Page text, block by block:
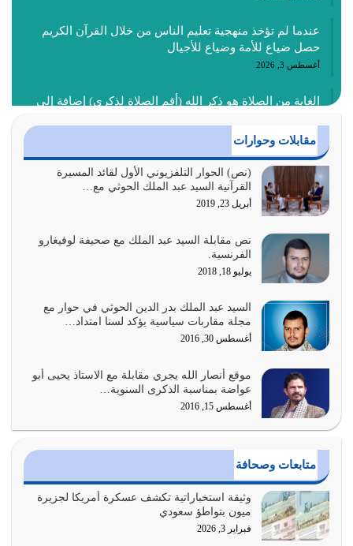
عندما لم تؤخذ منهجية تعليم الناس من خلال القرآن الكريم
حصل ضياع للأمة وضياع للأجيال
أغسطس 3, 2026
الغاية من الصلاة هو ذكر الله (أقم الصلاة لذكري) إضافة إلى
أغسطس 2, 2026
السبب الرئيسي لشقاء الأمة الابتعاد عن كتاب الله والتعدي
لحدود الله بالإضافات للدين
أغسطس 1, 2026
أبرز أسباب الشقاء هو الإعراض عن ذكر الله وعن هدى الله
المتمثل في القرآن الكريم
يوليو 31, 2026
أولياء الشيطان كلما كانوا أكثر ولاءً وطاعة للشيطان كلما كانوا
أكثر ضعفاً
يوليو 30, 2026
وعد الله تعالى من يُقتل في سبيله بالحياة الأبدية والرزق
والاستبشار والنجاة والخلود في…
يوليو 29, 2026
القرآن الكريم هو أهم مصدر لمعرفة رسول الله معرفة سيرته
معرفة شخصيته معرفة عظمته
يوليو 28, 2026
هل نحن من الصالحين؟ قيِّم نفسك هنا اترك القرآن على أصله
وأعرض نفسك، وأعرض ما لديك على…
مقابلات وحوارات
(نص) الحوار التلفزيوني الأول لقائد المسيرة
القرآنية السيد عبد الملك الحوثي مع…
أبريل 23, 2019
نص مقابلة السيد عبد الملك مع صحيفة لوفيغارو
الفرنسية.
يوليو 18, 2018
السيد عبد الملك بدر الدين الحوثي في حوار مع
مجلة مقاربات سياسية يؤكد لسنا امتداد…
أغسطس 30, 2016
موقع أنصار الله يجري مقابلة مع الاستاذ يحيى أبو
عواضة بمناسبة الذكرى السنوية…
أغسطس 15, 2016
متابعات وصحافة
وثيقة استخباراتية تكشف عسكرة أمريكا لجزيرة
ميون بتواطؤ سعودي
فبراير 3, 2026